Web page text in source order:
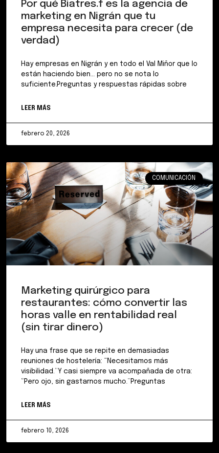
Por qué Biatres.f es la agencia de
marketing en Nigrán que tu
empresa necesita para crecer (de
verdad)
Hay empresas en Nigrán y en todo el Val Miñor que lo
están haciendo bien… pero no se nota lo
suficiente.Preguntas y respuestas rápidas sobre
LEER MÁS
febrero 20, 2026
COMUNICACIÓN
Marketing quirúrgico para
restaurantes: cómo convertir las
horas valle en rentabilidad real
(sin tirar dinero)
Hay una frase que se repite en demasiadas
reuniones de hostelería: “Necesitamos más
visibilidad.”Y casi siempre va acompañada de otra:
“Pero ojo, sin gastarnos mucho.”Preguntas
LEER MÁS
febrero 10, 2026